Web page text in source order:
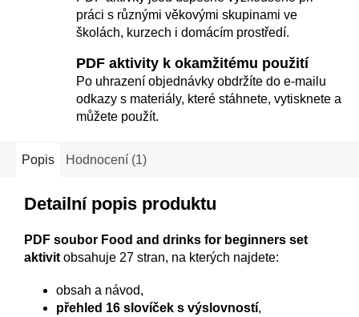
práci s různými věkovými skupinami ve
školách, kurzech i domácím prostředí.
PDF aktivity k okamžitému použití
Po uhrazení objednávky obdržíte do e-mailu
odkazy s materiály, které stáhnete, vytisknete a
můžete použít.
Popis Hodnocení (1)
Detailní popis produktu
PDF soubor Food and drinks for beginners set
aktivit obsahuje 27 stran, na kterých najdete:
obsah a návod,
přehled 16 slovíček s výslovností,